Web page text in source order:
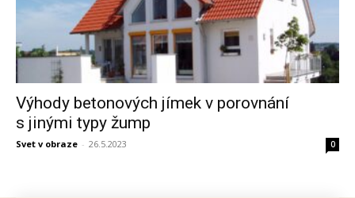
Výhody betonových jímek v porovnání
s jinými typy žump
Svet v obraze - 26.5.2023 0